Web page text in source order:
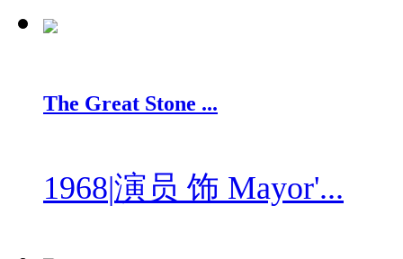
The Great Stone ...
1968|演员 饰 Mayor'...